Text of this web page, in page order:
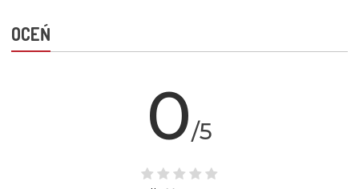
OCEŃ
0/5